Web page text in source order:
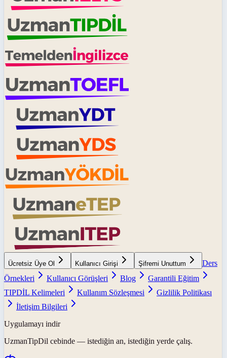
Ücretsiz Üye Ol Kullanıcı Girişi Şifremi Unuttum
Ders
Örnekleri
Kullanıcı Görüşleri Blog
Garantili Eğitim
TIPDİL Kelimeleri
Kullanım Sözleşmesi
Gizlilik Politikası
İletişim Bilgileri
Uygulamayı indir
UzmanTipDil cebinde — istediğin an, istediğin yerde çalış.